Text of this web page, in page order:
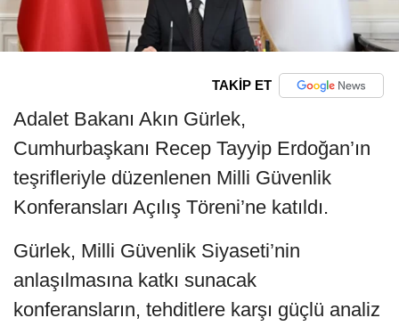
TAKİP ET
Adalet Bakanı Akın Gürlek,
Cumhurbaşkanı Recep Tayyip Erdoğan’ın
teşrifleriyle düzenlenen Milli Güvenlik
Konferansları Açılış Töreni’ne katıldı.
Gürlek, Milli Güvenlik Siyaseti’nin
anlaşılmasına katkı sunacak
konferansların, tehditlere karşı güçlü analiz